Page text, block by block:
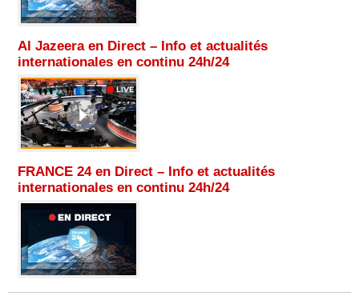
Al Jazeera en Direct – Info et actualités
internationales en continu 24h/24
FRANCE 24 en Direct – Info et actualités
internationales en continu 24h/24